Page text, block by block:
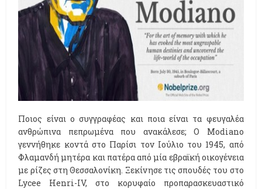
Ποιος είναι ο συγγραφέας και ποια είναι τα φευγαλέα
ανθρώπινα πεπρωμένα που ανακάλεσε; O Modiano
γεννήθηκε κοντά στο Παρίσι τον Ιούλιο του 1945, από
Φλαμανδή μητέρα και πατέρα από μία εβραϊκή οικογένεια
με ρίζες στη Θεσσαλονίκη. Ξεκίνησε τις σπουδές του στο
Lycee Henri-IV, στο κορυφαίο προπαρασκευαστικό